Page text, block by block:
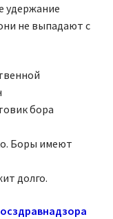
удержание
не выпадают с
бора
Боры имеют
долго.